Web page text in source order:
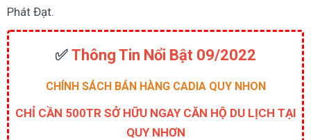
Phát Đạt.
✅ Thông Tin Nổi Bật 09/2022
CHÍNH SÁCH BÁN HÀNG CADIA QUY NHON
CHỈ CẦN 500TR SỞ HỮU NGAY CĂN HỘ DU LỊCH TẠI
QUY NHƠN